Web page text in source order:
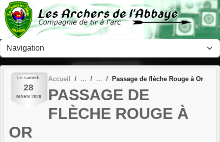
Le samedi
28
MARS 2026
Accueil Passage de flèche Rouge à Or
PASSAGE DE
FLÈCHE ROUGE À
OR
Panneau de gestion des cookies